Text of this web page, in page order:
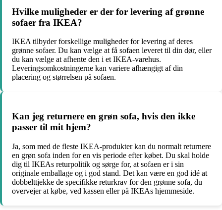
Hvilke muligheder er der for levering af grønne
sofaer fra IKEA?
IKEA tilbyder forskellige muligheder for levering af deres
grønne sofaer. Du kan vælge at få sofaen leveret til din dør, eller
du kan vælge at afhente den i et IKEA-varehus.
Leveringsomkostningerne kan variere afhængigt af din
placering og størrelsen på sofaen.
Kan jeg returnere en grøn sofa, hvis den ikke
passer til mit hjem?
Ja, som med de fleste IKEA-produkter kan du normalt returnere
en grøn sofa inden for en vis periode efter købet. Du skal holde
dig til IKEAs returpolitik og sørge for, at sofaen er i sin
originale emballage og i god stand. Det kan være en god idé at
dobbelttjekke de specifikke returkrav for den grønne sofa, du
overvejer at købe, ved kassen eller på IKEAs hjemmeside.